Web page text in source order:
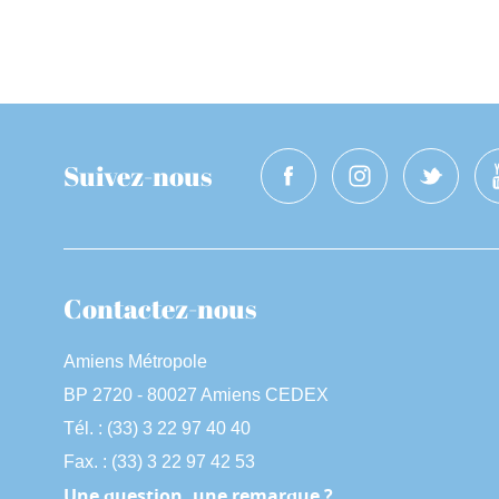
Suivez-nous
Contactez-nous
Amiens Métropole
BP 2720 - 80027 Amiens CEDEX
Tél. : (33) 3 22 97 40 40
Fax. : (33) 3 22 97 42 53